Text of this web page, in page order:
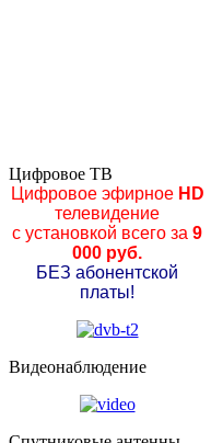
Цифровое ТВ
Цифровое эфирноеHD
телевидение
с установкой всего за 9
000 руб.
БЕЗ абонентской
платы!
Видеонаблюдение